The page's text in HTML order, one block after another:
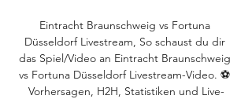
Eintracht Braunschweig vs Fortuna
Düsseldorf Livestream, So schaust du dir
das Spiel/Video an Eintracht Braunschweig
vs Fortuna Düsseldorf Livestream-Video. ⚽️
Vorhersagen, H2H, Statistiken und Live-